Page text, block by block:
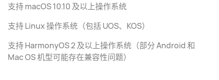
支持 macOS 10.10 及以上操作系统
支持 Linux 操作系统（包括 UOS、KOS）
支持 HarmonyOS 2 及以上操作系统（部分 Android 和
Mac OS 机型可能存在兼容性问题）